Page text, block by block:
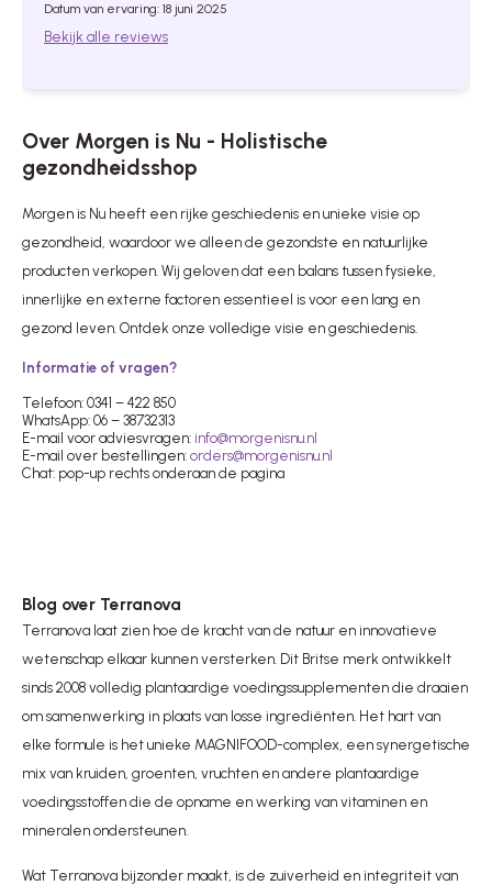
Datum van ervaring: 18 juni 2025
Bekijk alle reviews
Over Morgen is Nu - Holistische
gezondheidsshop
Morgen is Nu heeft een rijke geschiedenis en unieke visie op
gezondheid, waardoor we alleen de gezondste en natuurlijke
producten verkopen. Wij geloven dat een balans tussen fysieke,
innerlijke en externe factoren essentieel is voor een lang en
gezond leven. Ontdek onze volledige visie en geschiedenis.
Informatie of vragen?
Telefoon: 0341 – 422 850
WhatsApp: 06 – 38732313
E-mail voor adviesvragen:info@morgenisnu.nl
E-mail over bestellingen:orders@morgenisnu.nl
Chat: pop-up rechts onderaan de pagina
Blog over Terranova
Terranova laat zien hoe de kracht van de natuur en innovatieve
wetenschap elkaar kunnen versterken. Dit Britse merk ontwikkelt
sinds 2008 volledig plantaardige voedingssupplementen die draaien
om samenwerking in plaats van losse ingrediënten. Het hart van
elke formule is het unieke MAGNIFOOD-complex, een synergetische
mix van kruiden, groenten, vruchten en andere plantaardige
voedingsstoffen die de opname en werking van vitaminen en
mineralen ondersteunen.
Wat Terranova bijzonder maakt, is de zuiverheid en integriteit van